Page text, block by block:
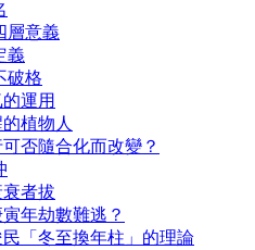
層意義
義
破格
運用
植物人
否隨合化而改變？
者拔
年劫數難逃？
「冬至換年柱」的理論